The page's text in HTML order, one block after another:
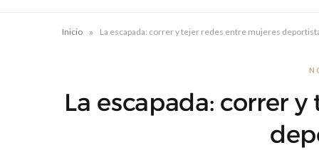
Inicio » La escapada: correr y tejer redes entre mujeres
La escapada: correr